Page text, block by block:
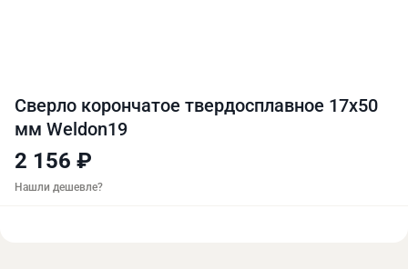
Сверло корончатое твердосплавное 17х50
мм Weldon19
2 156 ₽
Нашли дешевле?